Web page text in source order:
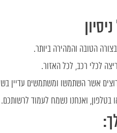
הטובה והמהירה ביותר.
לכלי רכב, לכל האזור.
אשר השתמשו ומשתמשים עדיין
בטלפון, ואנחנו נשמח לעמוד לרשותכם.